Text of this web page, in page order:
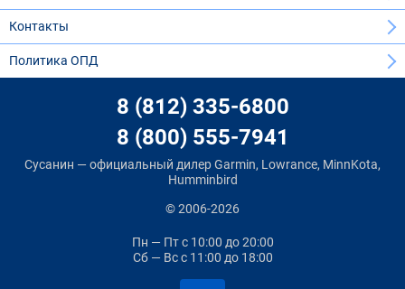
Контакты
Политика ОПД
8 (812) 335-6800
8 (800) 555-7941
Сусанин — официальный дилер Garmin, Lowrance, MinnKota,
Humminbird
© 2006-2026
Пн — Птс 10:00 до 20:00
Сб — Всс 11:00 до 18:00